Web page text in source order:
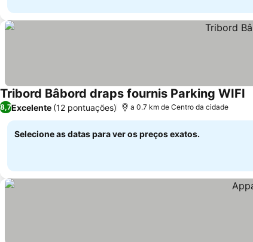
Tribord Bâbord draps fournis Parking WIFI
8,7Excelente (12 pontuações) a 0.7 km de Centro da cidade
Selecione as datas para ver os preços exatos.